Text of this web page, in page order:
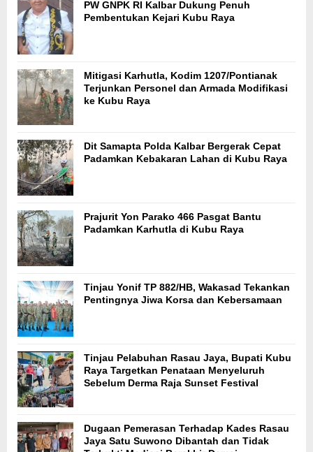
PW GNPK RI Kalbar Dukung Penuh
Pembentukan Kejari Kubu Raya
Mitigasi Karhutla, Kodim 1207/Pontianak
Terjunkan Personel dan Armada Modifikasi
ke Kubu Raya
Dit Samapta Polda Kalbar Bergerak Cepat
Padamkan Kebakaran Lahan di Kubu Raya
Prajurit Yon Parako 466 Pasgat Bantu
Padamkan Karhutla di Kubu Raya
Tinjau Yonif TP 882/HB, Wakasad Tekankan
Pentingnya Jiwa Korsa dan Kebersamaan
Tinjau Pelabuhan Rasau Jaya, Bupati Kubu
Raya Targetkan Penataan Menyeluruh
Sebelum Derma Raja Sunset Festival
Dugaan Pemerasan Terhadap Kades Rasau
Jaya Satu Suwono Dibantah dan Tidak